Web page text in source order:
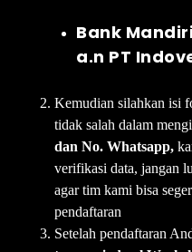
Bank
a.n PT
Kemudian silahkan isi
tidak salah dalam
dan No. Whatsapp,
verifikasi data, jangan
agar tim kami bisa
pendaftaran
Setelah pendaftaran